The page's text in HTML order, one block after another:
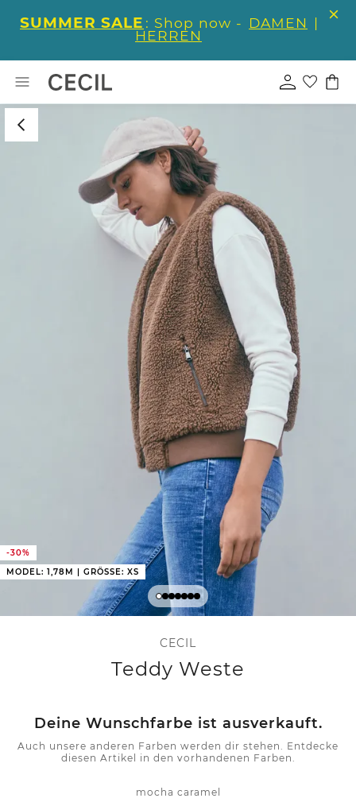
SUMMER SALE : Shop now - DAMEN |
HERREN
-30%
MODEL: 1,78M | GRÖSSE: XS
CECIL
Teddy Weste
Deine Wunschfarbe ist ausverkauft.
Auch unsere anderen Farben werden dir stehen. Entdecke
diesen Artikel in den vorhandenen Farben.
mocha caramel